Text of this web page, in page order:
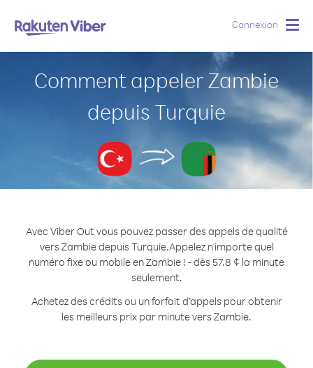
Connexion
Comment appeler Zambie
depuis Turquie
Avec Viber Out vous pouvez passer des appels de qualité
vers Zambie depuis Turquie.Appelez n'importe quel
numéro fixe ou mobile en Zambie ! - dès 57.8 ¢ la minute
seulement.
Achetez des crédits ou un forfait d’appels pour obtenir
les meilleurs prix par minute vers Zambie.